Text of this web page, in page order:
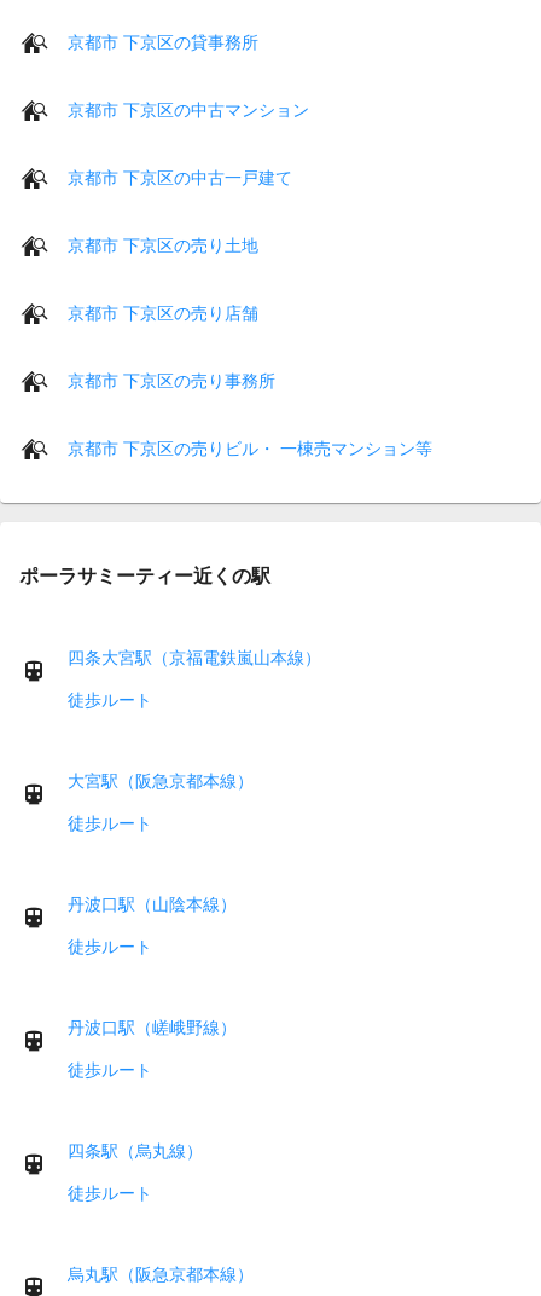
京都市 下京区の貸事務所
京都市 下京区の中古マンション
京都市 下京区の中古一戸建て
京都市 下京区の売り土地
京都市 下京区の売り店舗
京都市 下京区の売り事務所
京都市 下京区の売りビル・ 一棟売マンション等
ポーラサミーティー近くの駅
四条大宮駅（京福電鉄嵐山本線）
徒歩ルート
大宮駅（阪急京都本線）
徒歩ルート
丹波口駅（山陰本線）
徒歩ルート
丹波口駅（嵯峨野線）
徒歩ルート
四条駅（烏丸線）
徒歩ルート
烏丸駅（阪急京都本線）